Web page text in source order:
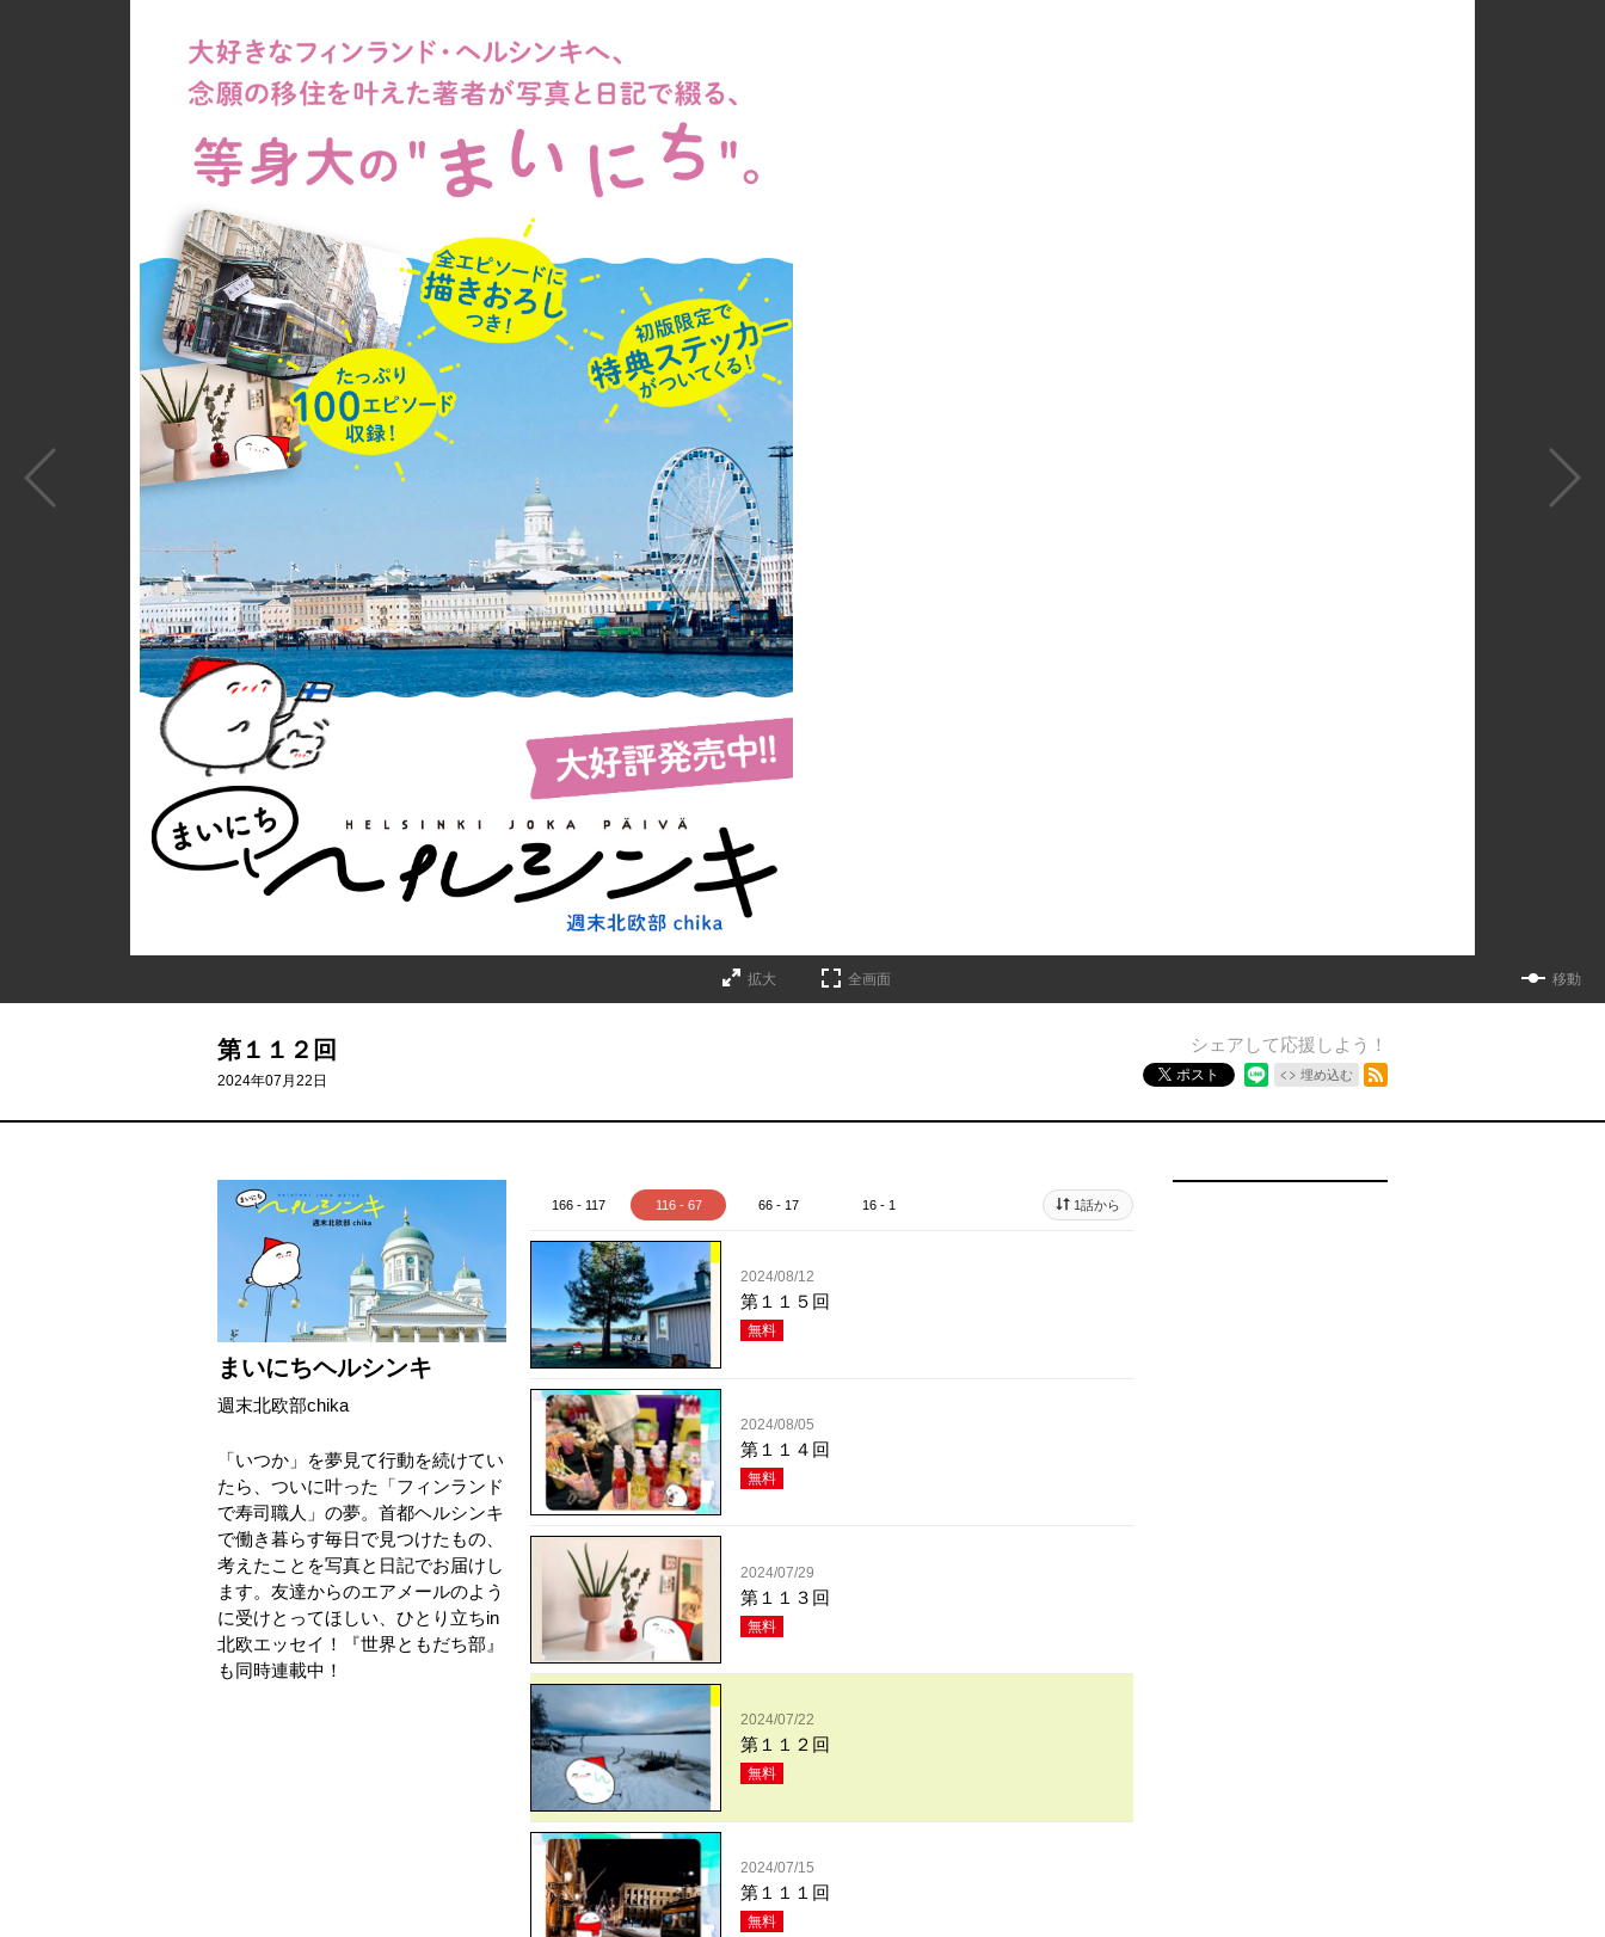
詳細ページへのリンク
拡大 全画面 移動
第１１２回
2024年07月22日
シェアして応援しよう！
ポスト 埋め込む
まいにちヘルシンキ
週末北欧部chika
「いつか」を夢見て行動を続けてい
たら、ついに叶った「フィンランド
で寿司職人」の夢。首都ヘルシンキ
で働き暮らす毎日で見つけたもの、
考えたことを写真と日記でお届けし
ます。友達からのエアメールのよう
に受けとってほしい、ひとり立ちin
北欧エッセイ！ 『世界ともだち部』
も同時連載中！
166 - 117 116 - 67 66 - 17 16 - 1 1話から
2024/08/12
第１１５回
無料
2024/08/05
第１１４回
無料
2024/07/29
第１１３回
無料
2024/07/22
第１１２回
無料
2024/07/15
第１１１回
無料